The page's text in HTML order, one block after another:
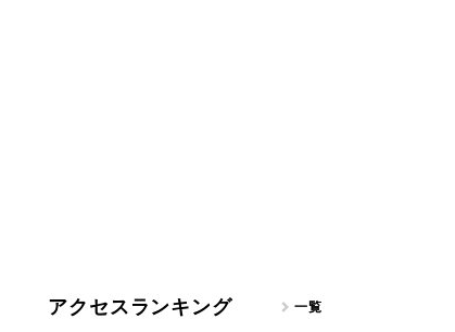
アクセスランキング 一覧